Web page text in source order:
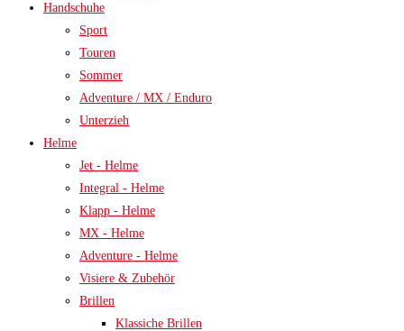
Handschuhe
Sport
Touren
Sommer
Adventure / MX / Enduro
Unterzieh
Helme
Jet - Helme
Integral - Helme
Klapp - Helme
MX - Helme
Adventure - Helme
Visiere & Zubehör
Brillen
Klassiche Brillen